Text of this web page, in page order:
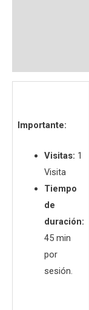
Importante:
Visitas: 1
Visita
Tiempo
de
duración:
45 min
por
sesión.